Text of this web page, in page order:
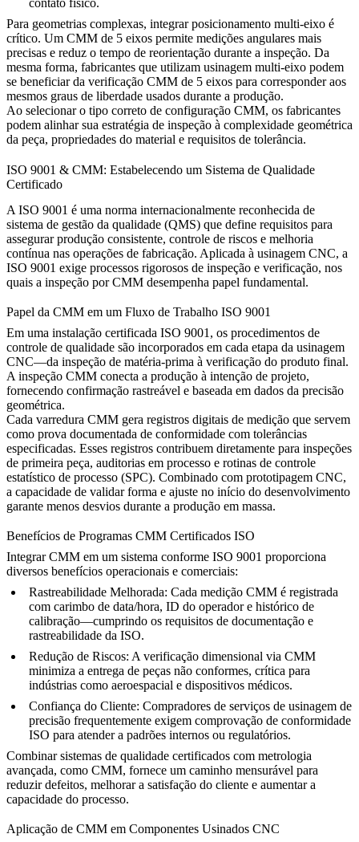
contato físico.
Para geometrias complexas, integrar posicionamento multi-eixo é
crítico. Um CMM de 5 eixos permite medições angulares mais
precisas e reduz o tempo de reorientação durante a inspeção. Da
mesma forma, fabricantes que utilizam usinagem multi-eixo podem
se beneficiar da verificação CMM de 5 eixos para corresponder aos
mesmos graus de liberdade usados durante a produção.
Ao selecionar o tipo correto de configuração CMM, os fabricantes
podem alinhar sua estratégia de inspeção à complexidade geométrica
da peça, propriedades do material e requisitos de tolerância.
ISO 9001 & CMM: Estabelecendo um Sistema de Qualidade
Certificado
A ISO 9001 é uma norma internacionalmente reconhecida de
sistema de gestão da qualidade (QMS) que define requisitos para
assegurar produção consistente, controle de riscos e melhoria
contínua nas operações de fabricação. Aplicada à usinagem CNC, a
ISO 9001 exige processos rigorosos de inspeção e verificação, nos
quais a inspeção por CMM desempenha papel fundamental.
Papel da CMM em um Fluxo de Trabalho ISO 9001
Em uma instalação certificada ISO 9001, os procedimentos de
controle de qualidade são incorporados em cada etapa da usinagem
CNC—da inspeção de matéria-prima à verificação do produto final.
A inspeção CMM conecta a produção à intenção de projeto,
fornecendo confirmação rastreável e baseada em dados da precisão
geométrica.
Cada varredura CMM gera registros digitais de medição que servem
como prova documentada de conformidade com tolerâncias
especificadas. Esses registros contribuem diretamente para inspeções
de primeira peça, auditorias em processo e rotinas de controle
estatístico de processo (SPC). Combinado com prototipagem CNC,
a capacidade de validar forma e ajuste no início do desenvolvimento
garante menos desvios durante a produção em massa.
Benefícios de Programas CMM Certificados ISO
Integrar CMM em um sistema conforme ISO 9001 proporciona
diversos benefícios operacionais e comerciais:
Rastreabilidade Melhorada: Cada medição CMM é registrada
com carimbo de data/hora, ID do operador e histórico de
calibração—cumprindo os requisitos de documentação e
rastreabilidade da ISO.
Redução de Riscos: A verificação dimensional via CMM
minimiza a entrega de peças não conformes, crítica para
indústrias como aeroespacial e dispositivos médicos.
Confiança do Cliente: Compradores de serviços de usinagem de
precisão frequentemente exigem comprovação de conformidade
ISO para atender a padrões internos ou regulatórios.
Combinar sistemas de qualidade certificados com metrologia
avançada, como CMM, fornece um caminho mensurável para
reduzir defeitos, melhorar a satisfação do cliente e aumentar a
capacidade do processo.
Aplicação de CMM em Componentes Usinados CNC